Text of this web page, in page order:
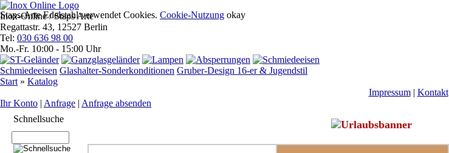
Staps-Arte Edelstahl verwendet Cookies. Cookie-Nutzung okay
Inox-Online / Staps Arte
Regattastr. 43, 12527 Berlin
Tel: 030 636 98 00
Mo.-Fr. 10:00 - 15:00 Uhr
Schmiedeeisen Glashalter-Sonderkonditionen Gruber-Design 16-er & Jugendstil
Start » Katalog
Impres­sum| Kontakt
Ihr Konto | Anfrage | Anfrage absenden
Schnell­suche